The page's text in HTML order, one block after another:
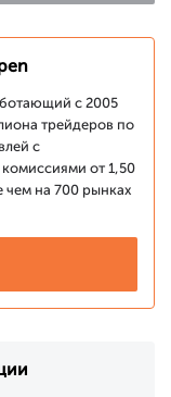
с 2005
трейдеров по
с
от 1,50
чем на 700 рынках